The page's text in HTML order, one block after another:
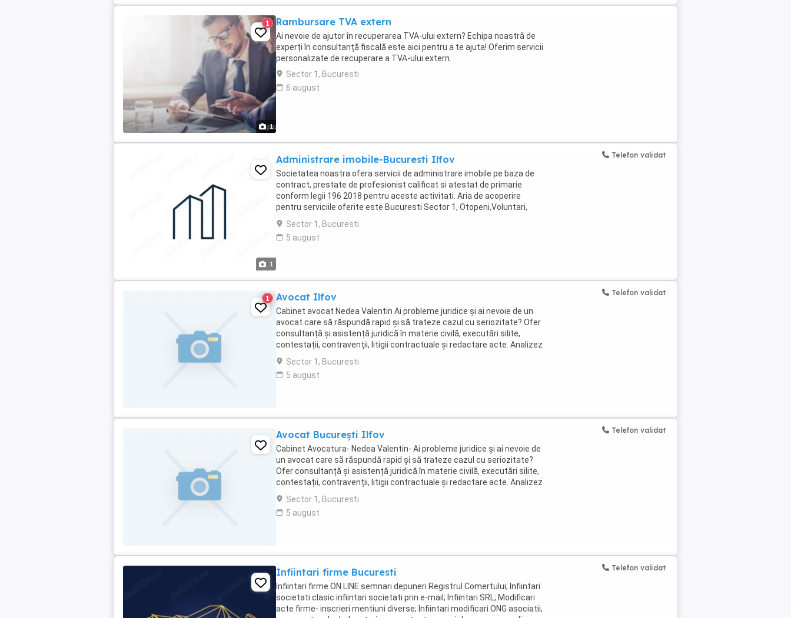
1
1 Rambursare TVA extern
Ai nevoie de ajutor în recuperarea TVA-ului extern? Echipa noastră de
experți în consultanță fiscală este aici pentru a te ajuta! Oferim servicii
personalizate de recuperare a TVA-ului extern.
Sector 1, Bucuresti
6 august
1
Administrare imobile-Bucuresti Ilfov
Societatea noastra ofera servicii de administrare imobile pe baza de
contract, prestate de profesionist calificat si atestat de primarie
conform legii 196 2018 pentru aceste activitati. Aria de acoperire
pentru serviciile oferite este Bucuresti Sector 1, Otopeni,Voluntari,
Mogosoaia. Toate serviciile ...
Sector 1, Bucuresti
5 august
Telefon validat
1 Avocat Ilfov
Cabinet avocat Nedea Valentin Ai probleme juridice și ai nevoie de un
avocat care să răspundă rapid și să trateze cazul cu seriozitate? Ofer
consultanță și asistență juridică în materie civilă, executări silite,
contestații, contravenții, litigii contractuale și redactare acte. Analizez
atent fiecare ...
Sector 1, Bucuresti
5 august
Telefon validat
Avocat București Ilfov
Cabinet Avocatura- Nedea Valentin- Ai probleme juridice și ai nevoie de
un avocat care să răspundă rapid și să trateze cazul cu seriozitate?
Ofer consultanță și asistență juridică în materie civilă, executări silite,
contestații, contravenții, litigii contractuale și redactare acte. Analizez
atent ...
Sector 1, Bucuresti
5 august
Telefon validat
Infiintari firme Bucuresti
Infiintari firme ON LINE semnari depuneri Registrul Comertului; Infiintari
societati clasic infiintari societati prin e-mail; Infiintari SRL; Modificari
acte firme- inscrieri mentiuni diverse; Infiintari modificari ONG asociatii,
Telefon validat